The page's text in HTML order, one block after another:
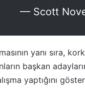
— Scott
yanı sıra,
başkan
yaptığını